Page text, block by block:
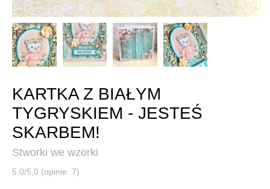
KARTKA Z BIAŁYM
TYGRYSKIEM - JESTEŚ
SKARBEM!
Stworki we wzorki
5,0/5,0 (opinie: 7)